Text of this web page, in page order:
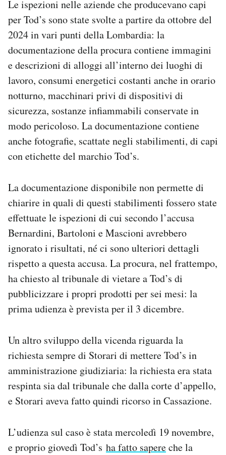
Le ispezioni nelle aziende che producevano capi
per Tod’s sono state svolte a partire da ottobre del
2024 in vari punti della Lombardia: la
documentazione della procura contiene immagini
e descrizioni di alloggi all’interno dei luoghi di
lavoro, consumi energetici costanti anche in orario
notturno, macchinari privi di dispositivi di
sicurezza, sostanze infiammabili conservate in
modo pericoloso. La documentazione contiene
anche fotografie, scattate negli stabilimenti, di capi
con etichette del marchio Tod’s.
La documentazione disponibile non permette di
chiarire in quali di questi stabilimenti fossero state
effettuate le ispezioni di cui secondo l’accusa
Bernardini, Bartoloni e Mascioni avrebbero
ignorato i risultati, né ci sono ulteriori dettagli
rispetto a questa accusa. La procura, nel frattempo,
ha chiesto al tribunale di vietare a Tod’s di
pubblicizzare i propri prodotti per sei mesi: la
prima udienza è prevista per il 3 dicembre.
Un altro sviluppo della vicenda riguarda la
richiesta sempre di Storari di mettere Tod’s in
amministrazione giudiziaria: la richiesta era stata
respinta sia dal tribunale che dalla corte d’appello,
e Storari aveva fatto quindi ricorso in Cassazione.
L’udienza sul caso è stata mercoledì 19 novembre,
e proprio giovedì Tod’s ha fatto sapereche la